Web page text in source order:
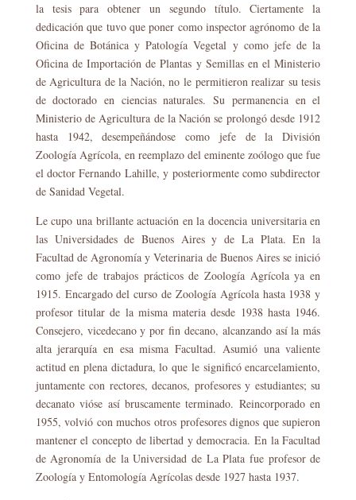
la tesis para obtener un segundo título. Ciertamente la
dedicación que tuvo que poner como inspector agrónomo de la
Oficina de Botánica y Patología Vegetal y como jefe de la
Oficina de Importación de Plantas y Semillas en el Ministerio
de Agricultura de la Nación, no le permitieron realizar su tesis
de doctorado en ciencias naturales. Su permanencia en el
Ministerio de Agricultura de la Nación se prolongó desde 1912
hasta 1942, desempeñándose como jefe de la División
Zoología Agrícola, en reemplazo del eminente zoólogo que fue
el doctor Fernando Lahille, y posteriormente como subdirector
de Sanidad Vegetal.
Le cupo una brillante actuación en la docencia universitaria en
las Universidades de Buenos Aires y de La Plata. En la
Facultad de Agronomía y Veterinaria de Buenos Aires se inició
como jefe de trabajos prácticos de Zoología Agrícola ya en
1915. Encargado del curso de Zoología Agrícola hasta 1938 y
profesor titular de la misma materia desde 1938 hasta 1946.
Consejero, vicedecano y por fin decano, alcanzando así la más
alta jerarquía en esa misma Facultad. Asumió una valiente
actitud en plena dictadura, lo que le significó encarcelamiento,
juntamente con rectores, decanos, profesores y estudiantes; su
decanato vióse así bruscamente terminado. Reincorporado en
1955, volvió con muchos otros profesores dignos que supieron
mantener el concepto de libertad y democracia. En la Facultad
de Agronomía de la Universidad de La Plata fue profesor de
Zoología y Entomología Agrícolas desde 1927 hasta 1937.